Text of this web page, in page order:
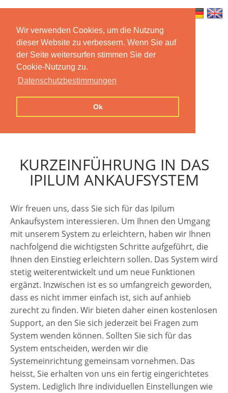
Wir verwenden Cookies, um die Nutzung
dieser Website zu verbessern. Wenn Sie auf
der Seite weitersurfen stimmen Sie der
Cookie-Nutzung zu.
Datenschutzbestimmungen
Ok
Home Features Mobile App
Preise
Contact us Imprint Privacy
KURZEINFÜHRUNG IN DAS
IPILUM ANKAUFSYSTEM
Wir freuen uns, dass Sie sich für das Ipilum
Ankaufsystem interessieren. Um Ihnen den Umgang
mit unserem System zu erleichtern, haben wir Ihnen
nachfolgend die wichtigsten Schritte aufgeführt, die
Ihnen den Einstieg erleichtern sollen. Das System wird
stetig weiterentwickelt und um neue Funktionen
ergänzt. Inzwischen ist es so umfangreich geworden,
dass es nicht immer einfach ist, sich auf anhieb
zurecht zu finden. Wir bieten daher einen kostenlosen
Support, an den Sie sich jederzeit bei Fragen zum
System wenden können. Sollten Sie sich für das
System entscheiden, werden wir die
Systemeinrichtung gemeinsam vornehmen. Das
heisst, Sie erhalten von uns ein fertig eingerichtetes
System. Lediglich Ihre individuellen Einstellungen wie